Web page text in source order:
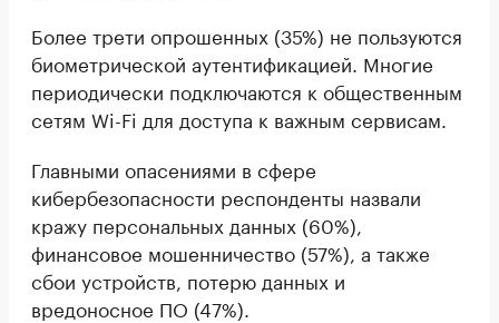
Более трети опрошенных (35%) не пользуются
биометрической аутентификацией. Многие
периодически подключаются к общественным
сетям Wi-Fi для доступа к важным сервисам.
Главными опасениями в сфере
кибербезопасности респонденты назвали
кражу персональных данных (60%),
финансовое мошенничество (57%), а также
сбои устройств, потерю данных и
вредоносное ПО (47%).